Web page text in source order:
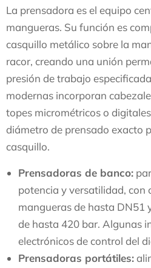
La prensadora es el equipo
mangueras. Su función es
casquillo metálico sobre la
racor, creando una unión
presión de trabajo
modernas incorporan
topes micrométricos o
diámetro de prensado exacto
casquillo.
Prensadoras de banco:
potencia y versatilidad, con
mangueras de hasta DN51
de hasta 420 bar. Algunas
electrónicos de control del
Prensadoras portátiles: